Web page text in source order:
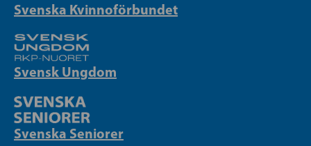
Svenska Kvinnoförbundet
Svensk Ungdom
Svenska Seniorer